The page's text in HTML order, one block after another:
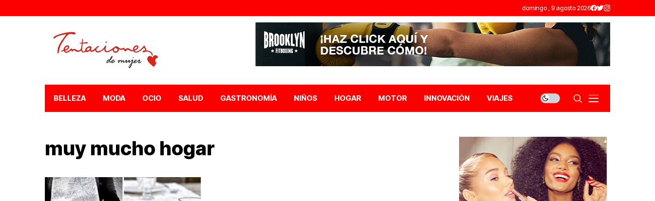
domingo , 9 agosto 2026
BELLEZA MODA OCIO SALUD GASTRONOMÍA NIÑOS HOGAR MOTOR INNOVACIÓN VIAJES
muy mucho hogar